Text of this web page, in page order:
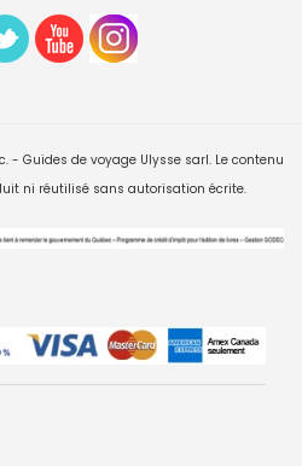
- Guides de voyage Ulysse sarl. Le contenu
ni réutilisé sans autorisation écrite.